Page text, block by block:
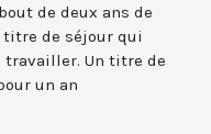
de deux ans de
de séjour qui
travailler. Un titre de
un an